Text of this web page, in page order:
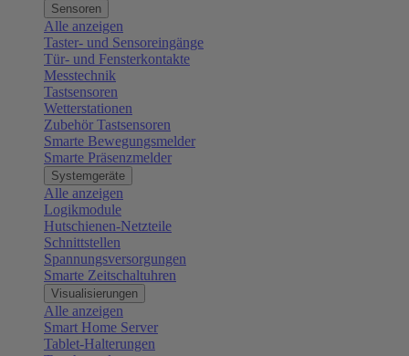
Sensoren
Alle anzeigen
Taster- und Sensoreingänge
Tür- und Fensterkontakte
Messtechnik
Tastsensoren
Wetterstationen
Zubehör Tastsensoren
Smarte Bewegungsmelder
Smarte Präsenzmelder
Systemgeräte
Alle anzeigen
Logikmodule
Hutschienen-Netzteile
Schnittstellen
Spannungsversorgungen
Smarte Zeitschaltuhren
Visualisierungen
Alle anzeigen
Smart Home Server
Tablet-Halterungen